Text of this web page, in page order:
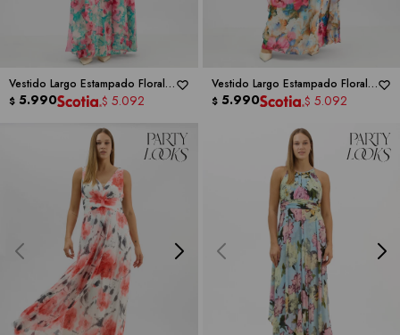
Vestido Largo Estampado Floral
Con Cuello Halter - RM
$ 5.990 $ 5.092
Vestido Largo Estampado Floral
Con Cuello Halter - RM
$ 5.990 $ 5.092